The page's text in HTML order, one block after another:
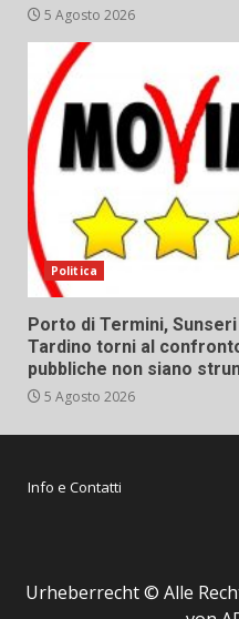
5 Agosto 2026
Politica
Porto di Termini,
Tardino torni al
pubbliche non siano
5 Agosto 2026
Info e Contatti
Urheberrecht © Alle